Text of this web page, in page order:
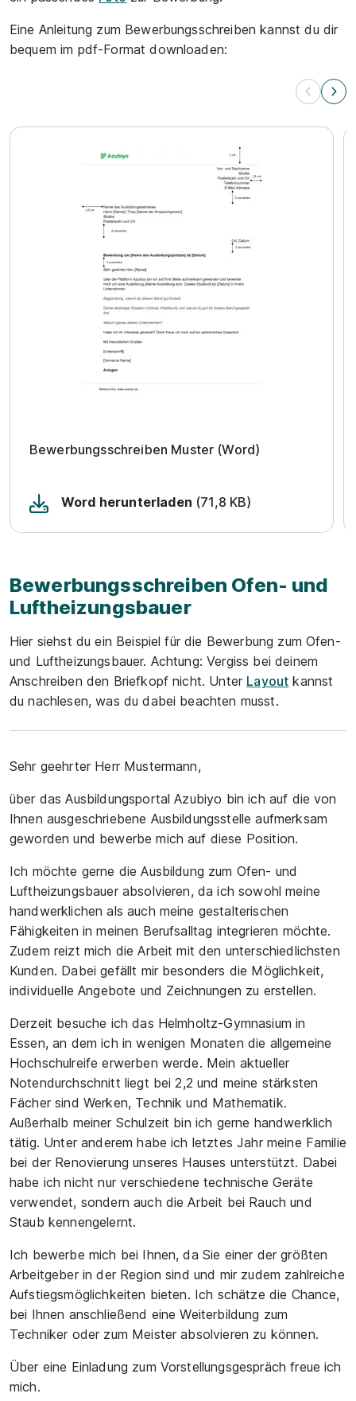
Eine Anleitung zum Bewerbungsschreiben kannst du dir
bequem im pdf-Format downloaden:
Bewerbungsschreiben Muster (Word)
Word herunterladen (71,8 KB)
Bewerbungsschreiben Ofen- und
Luftheizungsbauer
Hier siehst du ein Beispiel für die Bewerbung zum Ofen-
und Luftheizungsbauer. Achtung: Vergiss bei deinem
Anschreiben den Briefkopf nicht. Unter Layout kannst
du nachlesen, was du dabei beachten musst.
Sehr geehrter Herr Mustermann,
über das Ausbildungsportal Azubiyo bin ich auf die von
Ihnen ausgeschriebene Ausbildungsstelle aufmerksam
geworden und bewerbe mich auf diese Position.
Ich möchte gerne die Ausbildung zum Ofen- und
Luftheizungsbauer absolvieren, da ich sowohl meine
handwerklichen als auch meine gestalterischen
Fähigkeiten in meinen Berufsalltag integrieren möchte.
Zudem reizt mich die Arbeit mit den unterschiedlichsten
Kunden. Dabei gefällt mir besonders die Möglichkeit,
individuelle Angebote und Zeichnungen zu erstellen.
Derzeit besuche ich das Helmholtz-Gymnasium in
Essen, an dem ich in wenigen Monaten die allgemeine
Hochschulreife erwerben werde. Mein aktueller
Notendurchschnitt liegt bei 2,2 und meine stärksten
Fächer sind Werken, Technik und Mathematik.
Außerhalb meiner Schulzeit bin ich gerne handwerklich
tätig. Unter anderem habe ich letztes Jahr meine Familie
bei der Renovierung unseres Hauses unterstützt. Dabei
habe ich nicht nur verschiedene technische Geräte
verwendet, sondern auch die Arbeit bei Rauch und
Staub kennengelernt.
Ich bewerbe mich bei Ihnen, da Sie einer der größten
Arbeitgeber in der Region sind und mir zudem zahlreiche
Aufstiegsmöglichkeiten bieten. Ich schätze die Chance,
bei Ihnen anschließend eine Weiterbildung zum
Techniker oder zum Meister absolvieren zu können.
Über eine Einladung zum Vorstellungsgespräch freue ich
mich.